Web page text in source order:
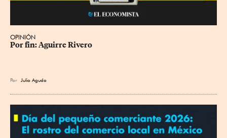
OPINIÓN
Por fin: Aguirre Rivero
Por Julio Agudo